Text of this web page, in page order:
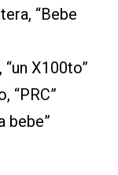
“Bebe
X100to”
“PRC”
bebe”